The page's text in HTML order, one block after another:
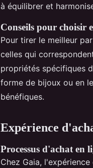
à équilibrer et
Conseils pour choisir
Pour tirer le meilleur
celles qui
propriétés spécifiques
forme de bijoux ou en
bénéfiques.
Expérience
Processus d'achat en
Chez Gaia,